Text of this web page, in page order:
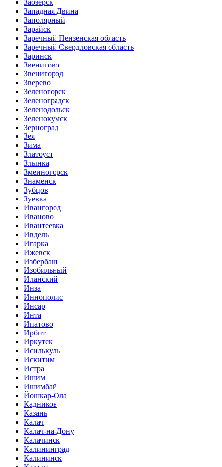
Заозёрск
Западная Двина
Заполярный
Зарайск
Заречный Пензенская область
Заречный Свердловская область
Заринск
Звенигово
Звенигород
Зверево
Зеленогорск
Зеленоградск
Зеленодольск
Зеленокумск
Зерноград
Зея
Зима
Златоуст
Злынка
Змеиногорск
Знаменск
Зубцов
Зуевка
Ивангород
Иваново
Ивантеевка
Ивдель
Игарка
Ижевск
Избербаш
Изобильный
Иланский
Инза
Иннополис
Инсар
Инта
Ипатово
Ирбит
Иркутск
Исилькуль
Искитим
Истра
Ишим
Ишимбай
Йошкар-Ола
Кадников
Казань
Калач
Калач-на-Дону
Калачинск
Калининград
Калининск